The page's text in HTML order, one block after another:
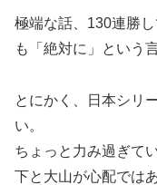
極端な話、130連勝
も「絶対に」という
とにかく、日本シリ
い。
ちょっと力み過ぎて
下と大山が心配では